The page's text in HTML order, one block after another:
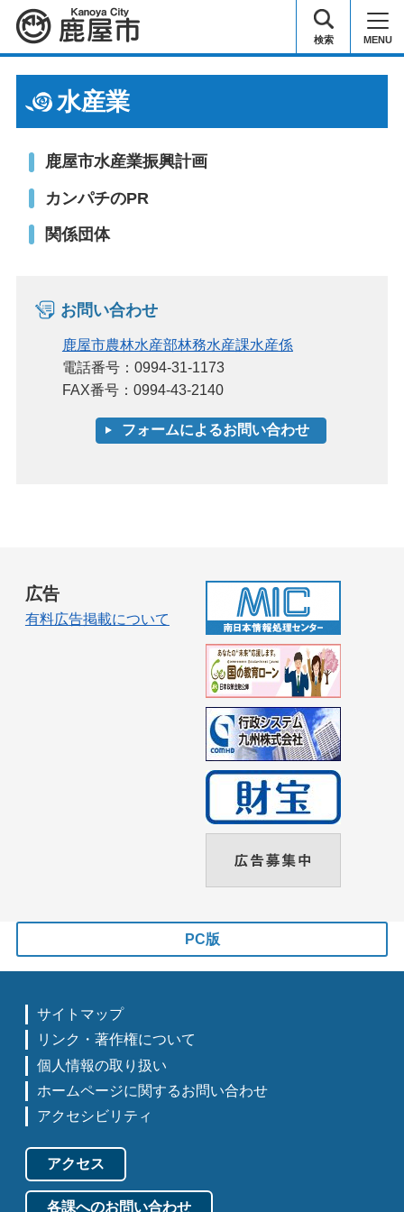
鹿屋市 検索 MENU
水産業
鹿屋市水産業振興計画
カンパチのPR
関係団体
お問い合わせ
鹿屋市農林水産部林務水産課水産係
電話番号：0994-31-1173
FAX番号：0994-43-2140
広告
有料広告掲載について
PC版
サイトマップ
リンク・著作権について
個人情報の取り扱い
ホームページに関するお問い合わせ
アクセシビリティ
アクセス
各課へのお問い合わせ